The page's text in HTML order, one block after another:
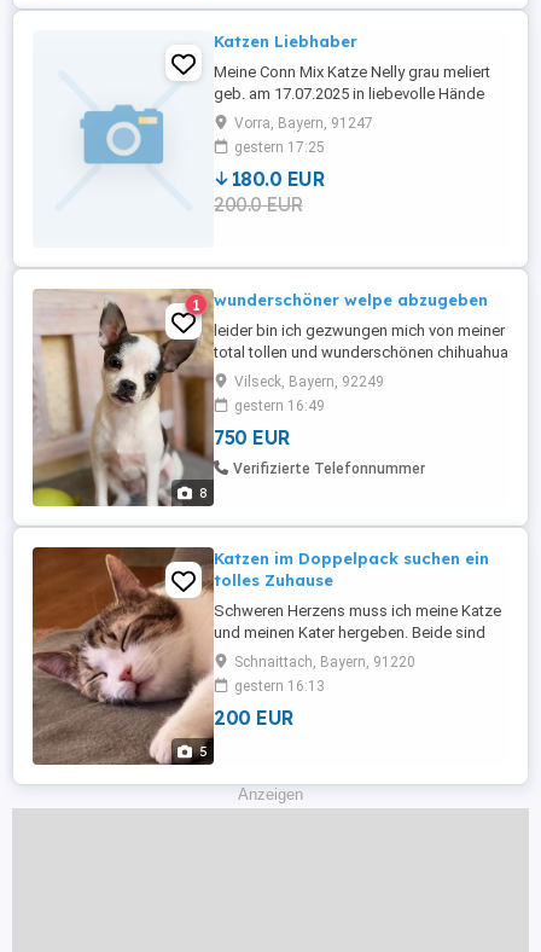
Katzen Liebhaber
Meine Conn Mix Katze Nelly grau meliert
geb. am 17.07.2025 in liebevolle Hände
abzugeben.Sehr verspielt und neugierig
liebt es im freien zu sein auf Balkon.sie ist
gesund und wurde auch immer mal wieder
mit entwurmt .Alles Nähere zu ihrer
Persönlichkeit kann in einem persönlichen
Vorra, Bayern, 91247
gestern 17:25
180.0 EUR
200.0 EUR
8
1 wunderschöner welpe abzugeben
leider bin ich gezwungen mich von meiner
total tollen und wunderschönen chihuahua
mix Hündin zu trennen. sie ist 3 Monate alt,
kurzhaar, Blue tri, kerngesund und total
verkuschelt. Sie ist bislang nur entwurmt
und besitzt dadurch keinen
heimtierausweis. leider schaffe ich es
Vilseck, Bayern, 92249
gestern 16:49
750 EUR
Verifizierte Telefonnummer
5
Katzen im Doppelpack suchen ein
tolles Zuhause
Schweren Herzens muss ich meine Katze
und meinen Kater hergeben. Beide sind
sehr verschmust und können auch nicht
getrennt werden. (siehe Bilder). Der Kater
ist Kastriert worden. Sie legen sich gerne
mit am Balkon und schlafen auch gerne
Schnaittach, Bayern, 91220
gestern 16:13
200 EUR
Anzeigen